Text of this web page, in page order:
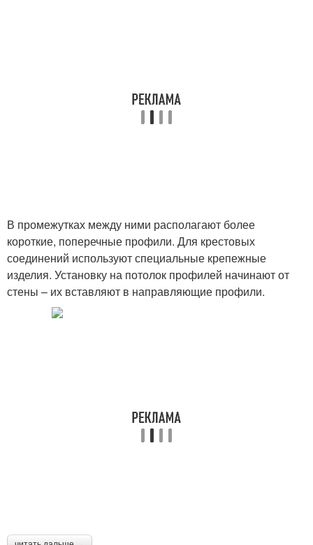
В промежутках между ними располагают более
короткие, поперечные профили. Для крестовых
соединений используют специальные крепежные
изделия. Установку на потолок профилей начинают от
стены – их вставляют в направляющие профили.